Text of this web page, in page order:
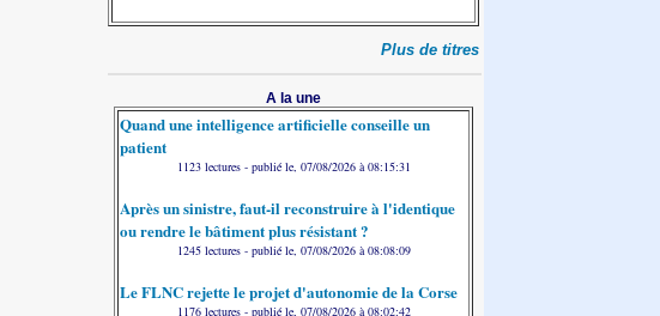
Plus de titres
A la une
Quand une intelligence artificielle conseille un
patient
1123 lectures - publié le, 07/08/2026 à 08:15:31
Après un sinistre, faut-il reconstruire à l'identique
ou rendre le bâtiment plus résistant ?
1245 lectures - publié le, 07/08/2026 à 08:08:09
Le FLNC rejette le projet d'autonomie de la Corse
1176 lectures - publié le, 07/08/2026 à 08:02:42